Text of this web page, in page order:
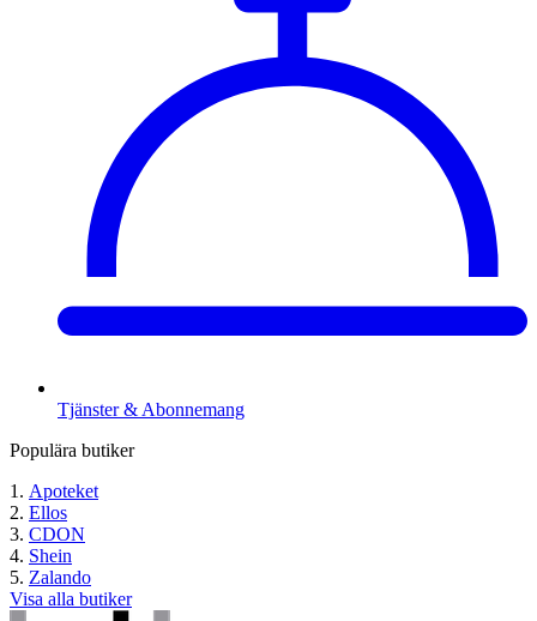
Tjänster & Abonnemang
Populära butiker
Apoteket
Ellos
CDON
Shein
Zalando
Visa alla butiker